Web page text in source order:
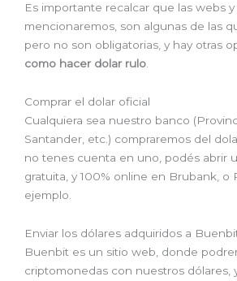
Es importante recalcar que las webs
mencionaremos, son algunas de las
pero no son obligatorias, y hay otras
como hacer dolar rulo
Comprar el dolar oficial
Cualquiera sea nuestro banco
Santander, etc.) compraremos del
no tenes cuenta en uno, podés abrir
gratuita, y 100% online en Brubank, o
ejemplo.
Enviar los dólares adquiridos a
Buenbit es un sitio web, donde
criptomonedas con nuestros dólares,